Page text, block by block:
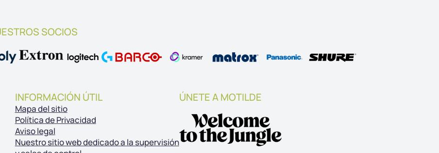
SOCIOS
INFORMACIÓN ÚTIL
Mapa del sitio
Política de Privacidad
Aviso legal
Nuestro sitio web dedicado a la supervisión
ÚNETE A MOTILDE